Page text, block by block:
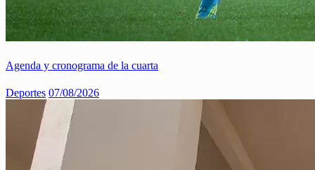
Agenda y cronograma de la cuarta
Deportes 07/08/2026